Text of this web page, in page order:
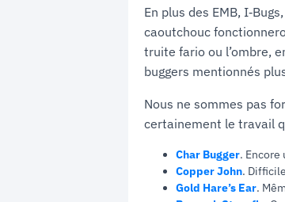
En plus des EMB,
caoutchouc
truite fario ou l’ombre,
buggers mentionnés
Nous ne sommes pas
certainement le travail
Char Bugger.
Copper John.
Gold Hare’s Ear.